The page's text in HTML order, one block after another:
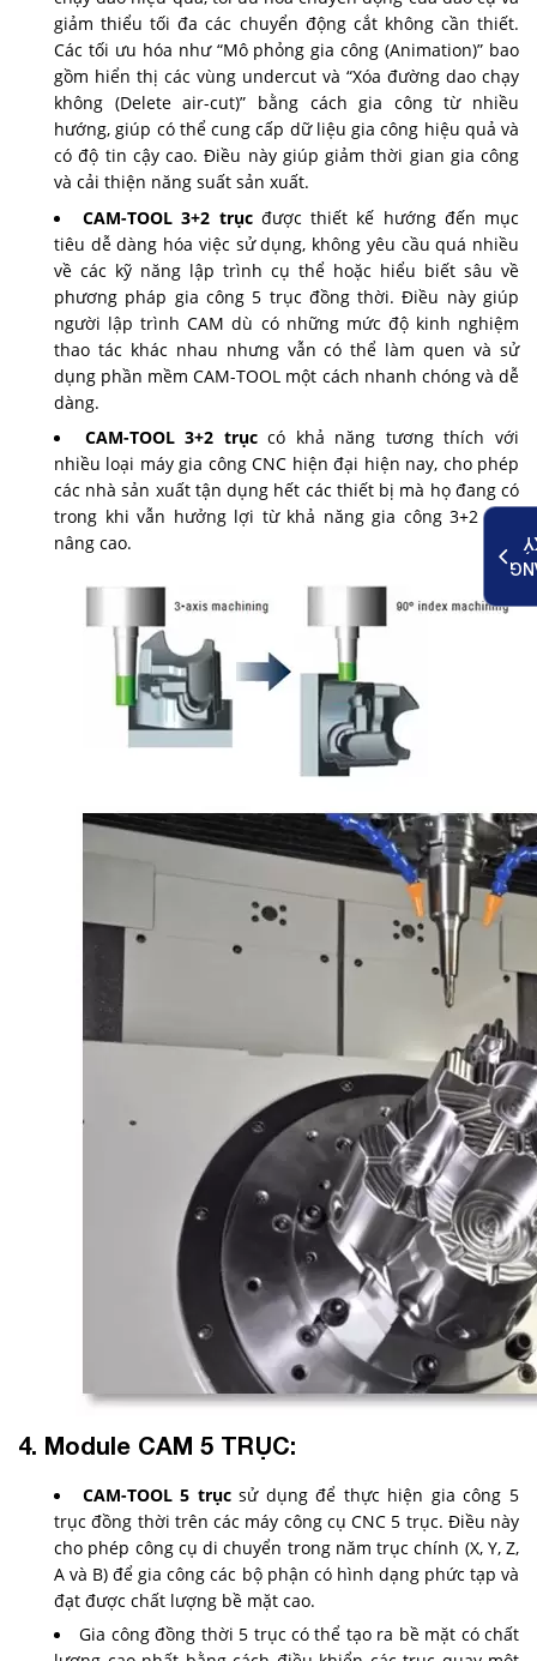
giảm thiểu tối đa các chuyển động cắt không cần thiết.
Các tối ưu hóa như “Mô phỏng gia công (Animation)” bao
gồm hiển thị các vùng undercut và “Xóa đường dao chạy
không (Delete air-cut)” bằng cách gia công từ nhiều
hướng, giúp có thể cung cấp dữ liệu gia công hiệu quả và
có độ tin cậy cao. Điều này giúp giảm thời gian gia công
và cải thiện năng suất sản xuất.
CAM-TOOL 3+2 trụcđược thiết kế hướng đến mục
tiêu dễ dàng hóa việc sử dụng, không yêu cầu quá nhiều
về các kỹ năng lập trình cụ thể hoặc hiểu biết sâu về
phương pháp gia công 5 trục đồng thời. Điều này giúp
người lập trình CAM dù có những mức độ kinh nghiệm
thao tác khác nhau nhưng vẫn có thể làm quen và sử
dụng phần mềm CAM-TOOL một cách nhanh chóng và dễ
dàng.
CAM-TOOL 3+2 trụccó khả năng tương thích với
nhiều loại máy gia công CNC hiện đại hiện nay, cho phép
các nhà sản xuất tận dụng hết các thiết bị mà họ đang có
trong khi vẫn hưởng lợi từ khả năng gia công 3+2 trục
nâng cao.
4. Module CAM 5 TRỤC:
CAM-TOOL 5 trụcsử dụng để thực hiện gia công 5
trục đồng thời trên các máy công cụ CNC 5 trục. Điều này
cho phép công cụ di chuyển trong năm trục chính (X, Y, Z,
A và B) để gia công các bộ phận có hình dạng phức tạp và
đạt được chất lượng bề mặt cao.
Gia công đồng thời 5 trục có thể tạo ra bề mặt có chất